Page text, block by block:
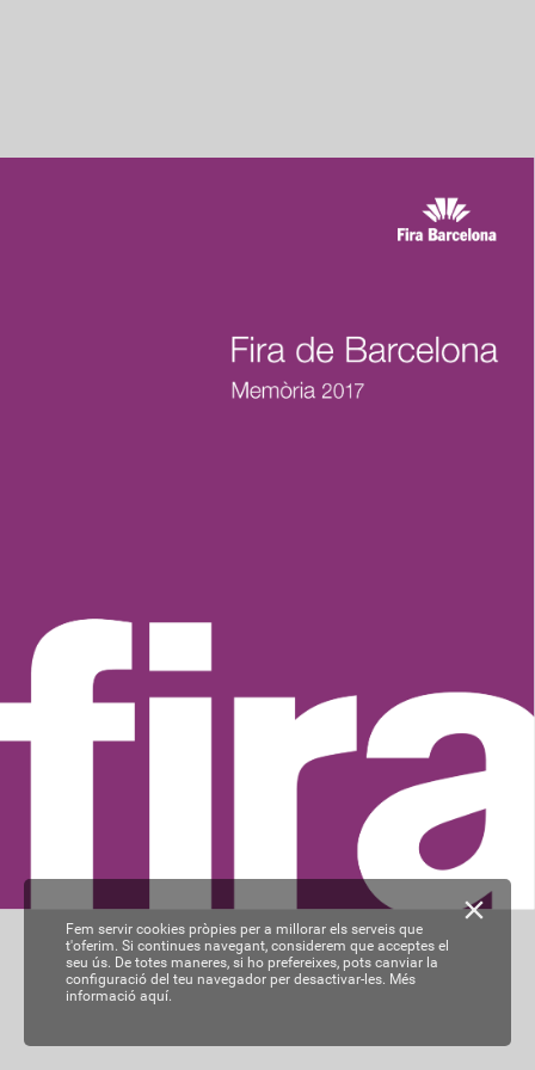
Fem servir cookies pròpies per a millorar els serveis que
t'oferim. Si continues navegant, considerem que acceptes el
seu ús. De totes maneres, si ho prefereixes, pots canviar la
configuració del teu navegador per desactivar-les. Més
informació aquí.